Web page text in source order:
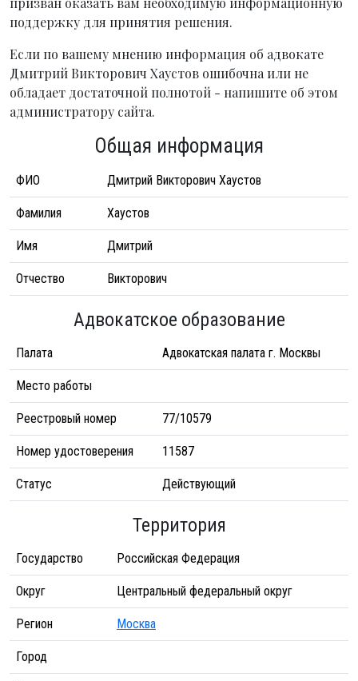
поддержку для принятия решения.
Если по вашему мнению информация об адвокате
Дмитрий Викторович Хаустов ошибочна или не
обладает достаточной полнотой - напишите об этом
администратору сайта.
Общая информация
ФИО Дмитрий Викторович Хаустов
Фамилия Хаустов
Имя Дмитрий
Отчество Викторович
Адвокатское образование
Палата Адвокатская палата г. Москвы
Место работы
Реестровый номер 77/10579
Номер удостоверения 11587
Статус Действующий
Территория
Государство Российская Федерация
Округ Центральный федеральный округ
Регион Москва
Город